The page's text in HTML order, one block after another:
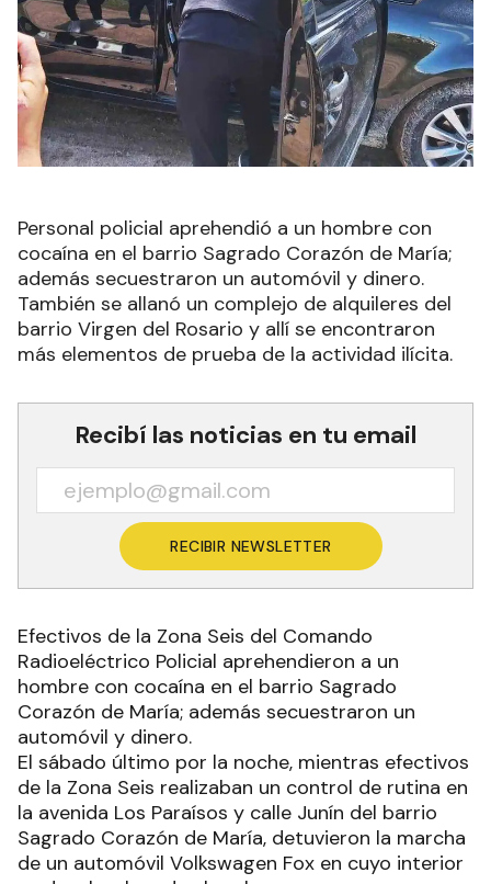
Personal policial aprehendió a un hombre con
cocaína en el barrio Sagrado Corazón de María;
además secuestraron un automóvil y dinero.
También se allanó un complejo de alquileres del
barrio Virgen del Rosario y allí se encontraron
más elementos de prueba de la actividad ilícita.
Recibí las noticias en tu email
RECIBIR NEWSLETTER
Efectivos de la Zona Seis del Comando
Radioeléctrico Policial aprehendieron a un
hombre con cocaína en el barrio Sagrado
Corazón de María; además secuestraron un
automóvil y dinero.
El sábado último por la noche, mientras efectivos
de la Zona Seis realizaban un control de rutina en
la avenida Los Paraísos y calle Junín del barrio
Sagrado Corazón de María, detuvieron la marcha
de un automóvil Volkswagen Fox en cuyo interior